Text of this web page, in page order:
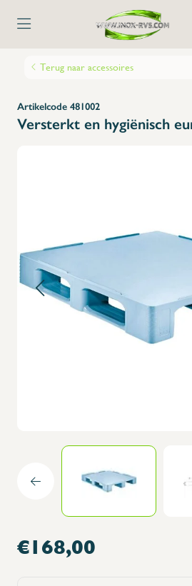
Terug naar accessoires
Artikelcode 481002
Versterkt en hygiënisch
€168,00